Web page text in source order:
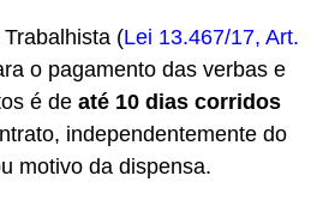
(Lei 13.467/17, Art.
o pagamento das verbas e
é de até 10 dias corridos
independentemente do
motivo da dispensa.